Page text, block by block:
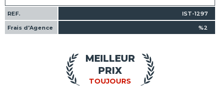
REF. IST-1297
Frais d'Agence %2
TOUJOURS
MEILLEUR
PRIX